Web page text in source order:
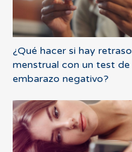
¿Qué hacer si hay retraso
menstrual con un test de
embarazo negativo?